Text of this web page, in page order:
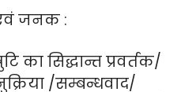
जनक :
का सिद्धान्त प्रवर्तक/
/सम्बन्धवाद/